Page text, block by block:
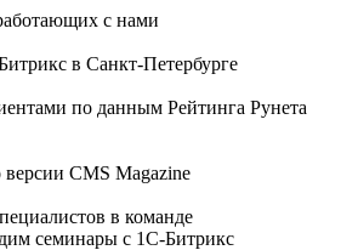
с нами
в Санкт-Петербурге
по данным Рейтинга Рунета
версии CMS Magazine
в команде
семинары с 1С-Битрикс